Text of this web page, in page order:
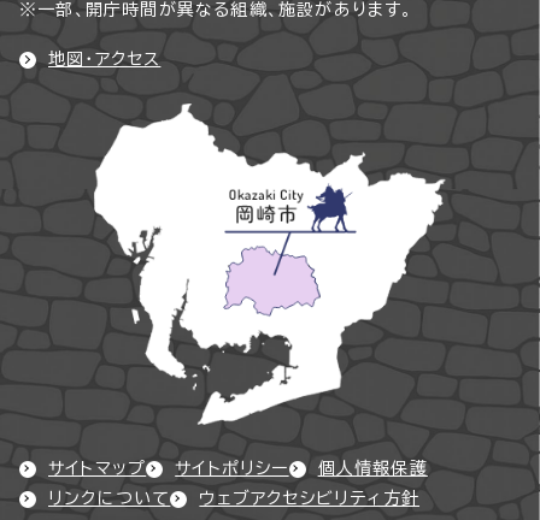
※一部、開庁時間が異なる組織、施設があります。
地図・アクセス
サイトマップ サイトポリシー
個人情報保護
リンクについて
ウェブアクセシビリティ方針